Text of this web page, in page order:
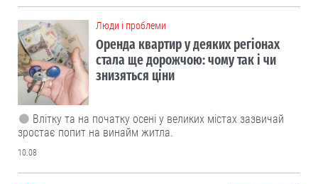
Люди і проблеми
Оренда квартир у деяких регіонах
стала ще дорожчою: чому так і чи
знизяться ціни
Влітку та на початку осені у великих містах зазвичай
зростає попит на винайм житла.
10.08